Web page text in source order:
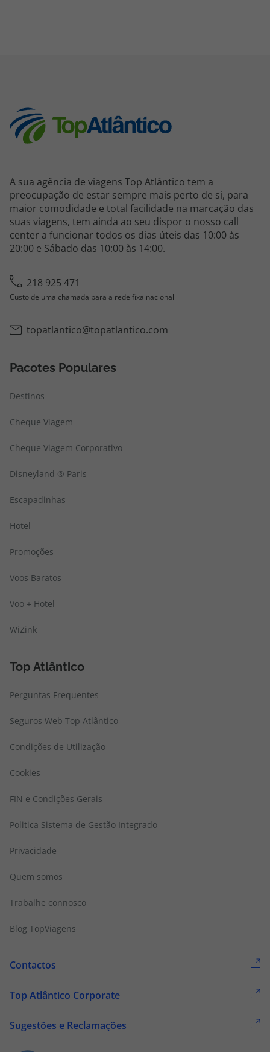
A sua agência de viagens Top Atlântico tem a
preocupação de estar sempre mais perto de si, para
maior comodidade e total facilidade na marcação das
suas viagens, tem ainda ao seu dispor o nosso call
center a funcionar todos os dias úteis das 10:00 às
20:00 e Sábado das 10:00 às 14:00.
218 925 471
Custo de uma chamada para a rede fixa nacional
topatlantico@topatlantico.com
Pacotes Populares
Destinos
Cheque Viagem
Cheque Viagem Corporativo
Disneyland ® Paris
Escapadinhas
Hotel
Promoções
Voos Baratos
Voo + Hotel
WiZink
Top Atlântico
Perguntas Frequentes
Seguros Web Top Atlântico
Condições de Utilização
Cookies
FIN e Condições Gerais
Politica Sistema de Gestão Integrado
Privacidade
Quem somos
Trabalhe connosco
Blog TopViagens
Contactos
Top Atlântico Corporate
Sugestões e Reclamações